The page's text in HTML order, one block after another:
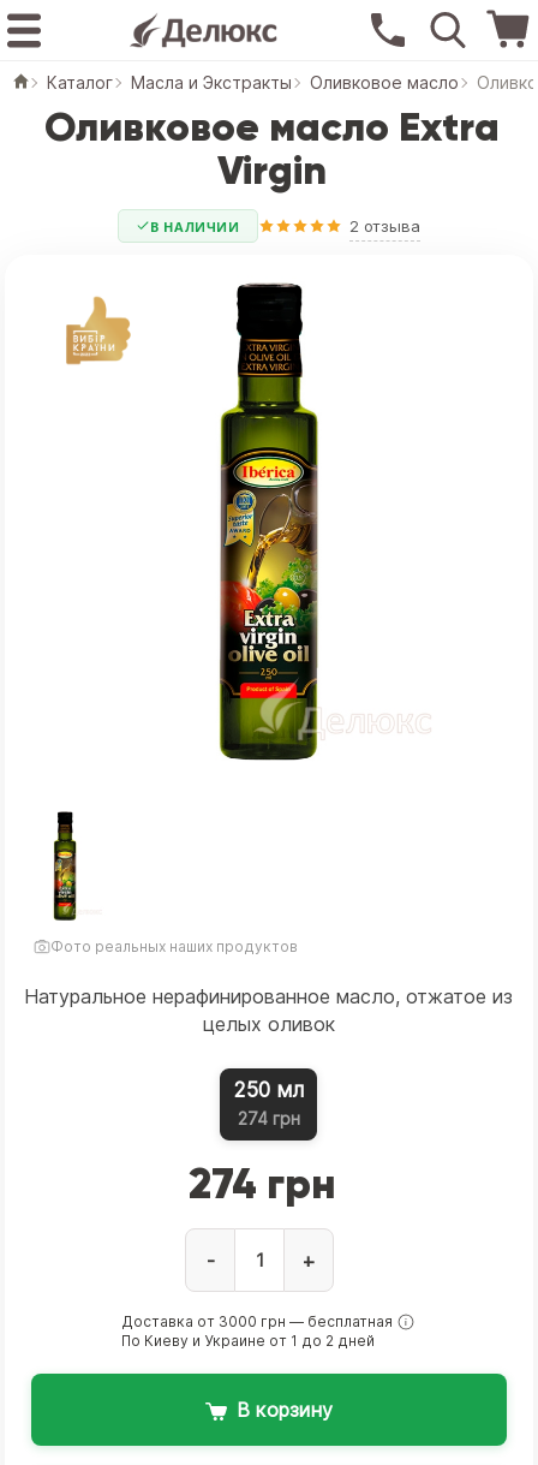
Каталог Масла и Экстракты Оливковое масло
Оливковое масло Extra
Virgin
В НАЛИЧИИ 2 отзыва
Фото реальных наших продуктов
Натуральное нерафинированное масло, отжатое из
целых оливок
250 мл
274 грн
274 грн
- +
Доставка от 3000 грн — бесплатная
По Киеву и Украине от 1 до 2 дней
В корзину